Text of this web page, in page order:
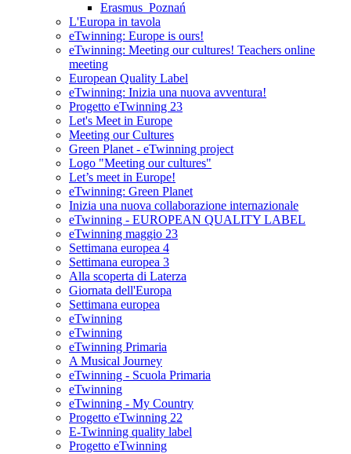
Erasmus_Poznań
L'Europa in tavola
eTwinning: Europe is ours!
eTwinning: Meeting our cultures! Teachers online
meeting
European Quality Label
eTwinning: Inizia una nuova avventura!
Progetto eTwinning 23
Let's Meet in Europe
Meeting our Cultures
Green Planet - eTwinning project
Logo "Meeting our cultures"
Let’s meet in Europe!
eTwinning: Green Planet
Inizia una nuova collaborazione internazionale
eTwinning - EUROPEAN QUALITY LABEL
eTwinning maggio 23
Settimana europea 4
Settimana europea 3
Alla scoperta di Laterza
Giornata dell'Europa
Settimana europea
eTwinning
eTwinning
eTwinning Primaria
A Musical Journey
eTwinning - Scuola Primaria
eTwinning
eTwinning - My Country
Progetto eTwinning 22
E-Twinning quality label
Progetto eTwinning